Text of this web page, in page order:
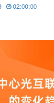
02:00:00